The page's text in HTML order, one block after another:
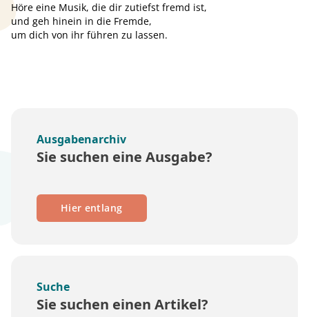
Höre eine Musik, die dir zutiefst fremd ist,
und geh hinein in die Fremde,
um dich von ihr führen zu lassen.
Ausgabenarchiv
Sie suchen eine Ausgabe?
Hier entlang
Suche
Sie suchen einen Artikel?